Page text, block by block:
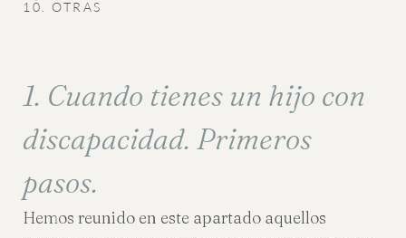
10. OTRAS
1. Cuando tienes un hijo con
discapacidad. Primeros
pasos.
Hemos reunido en este apartado aquellos